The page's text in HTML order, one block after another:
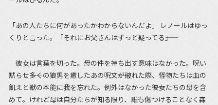
「あの人たちに何があったかわからないんだよ」 レノールはゆっ
くりと言った。「それにお父さんはずっと疑ってる――」
彼女は言葉を切った。母の件を持ち出す意味はなかった。呪い
黙らせ――多くの狼男を癒したあの呪文――が破れた際、怪物たちは血の
飢えと獣の本能に我を忘れた。例外はなかった――彼女たちの母を含
めて。けれど母は自分たちが知る限り、誰も傷つけることなく森